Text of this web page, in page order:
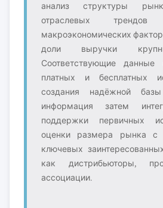
анализ структуры
отраслевых
макроэкономических
доли выручки
Соответствующие данные
платных и бесплатных
создания надёжной
информация затем
поддержки первичных
оценки размера рынка с
ключевых
как дистрибьюторы,
ассоциации.